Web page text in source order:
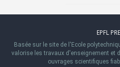
EPFL
Basée sur le site de l'Ecole
valorise les travaux d'enseignement et
ouvrages scientifiques